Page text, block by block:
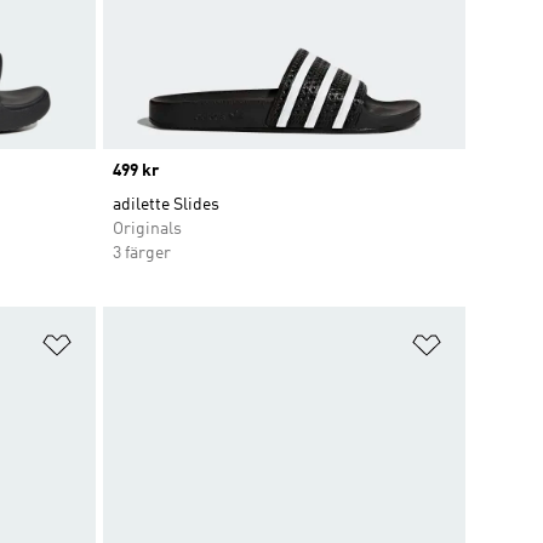
Price
499 kr
adilette Slides
Originals
3 färger